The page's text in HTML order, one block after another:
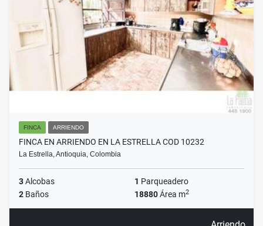
FINCA ARRIENDO
FINCA EN ARRIENDO EN LA ESTRELLA COD 10232
La Estrella, Antioquia, Colombia
3Alcobas 1 Parqueadero
2 Baños 18880Área m2